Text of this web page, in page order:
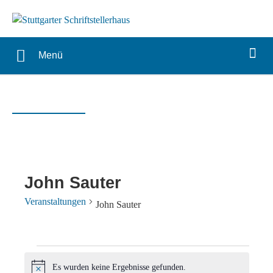
Menü
John Sauter
Veranstaltungen John Sauter
Veranstaltungen
Es wurden keine Ergebnisse gefunden.